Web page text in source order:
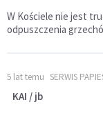
W Kościele nie jest
odpuszczenia
5 lat temu SERWIS
KAI / jb